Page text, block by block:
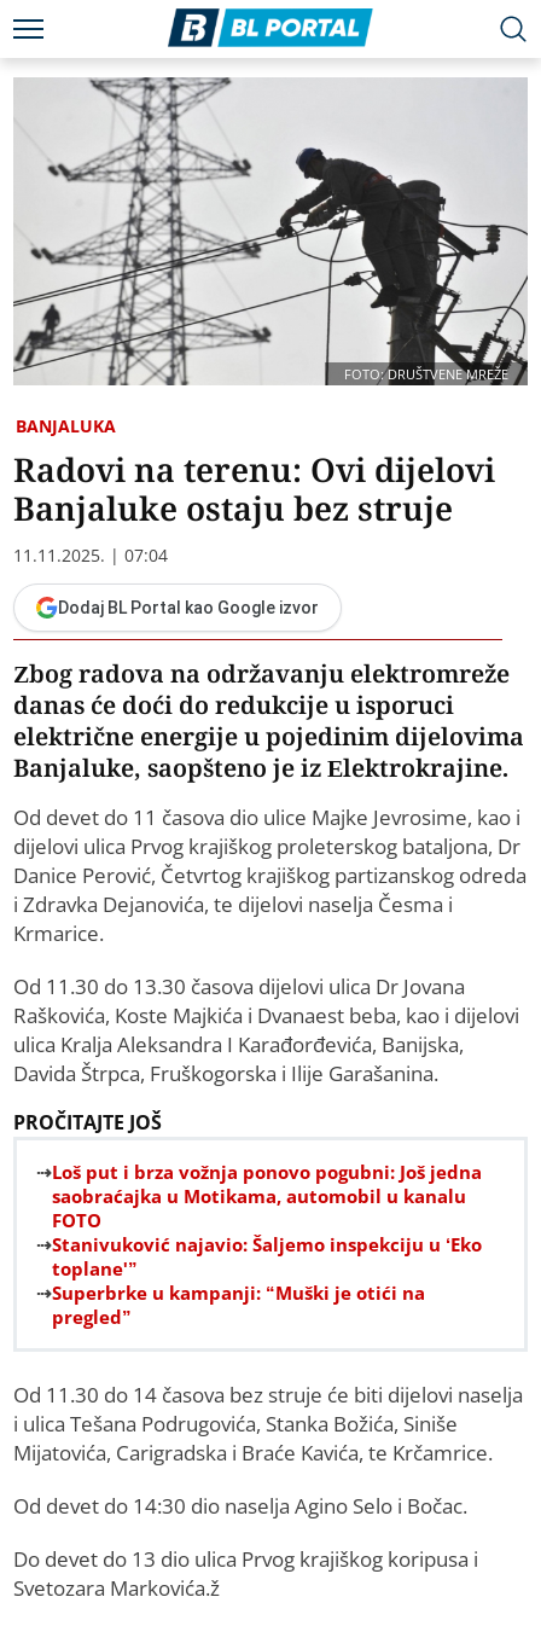
FOTO: DRUŠTVENE MREŽE
BANJALUKA
Radovi na terenu: Ovi dijelovi
Banjaluke ostaju bez struje
11.11.2025. | 07:04
Dodaj BL Portal kao Google izvor
Zbog radova na održavanju elektromreže
danas će doći do redukcije u isporuci
električne energije u pojedinim dijelovima
Banjaluke, saopšteno je iz Elektrokrajine.
Od devet do 11 časova dio ulice Majke Jevrosime, kao i
dijelovi ulica Prvog krajiškog proleterskog bataljona, Dr
Danice Perović, Četvrtog krajiškog partizanskog odreda
i Zdravka Dejanovića, te dijelovi naselja Česma i
Krmarice.
Od 11.30 do 13.30 časova dijelovi ulica Dr Jovana
Raškovića, Koste Majkića i Dvanaest beba, kao i dijelovi
ulica Kralja Aleksandra I Karađorđevića, Banijska,
Davida Štrpca, Fruškogorska i Ilije Garašanina.
PROČITAJTE JOŠ
Loš put i brza vožnja ponovo pogubni: Još jedna
saobraćajka u Motikama, automobil u kanalu
FOTO
Stanivuković najavio: Šaljemo inspekciju u ‘Eko
toplane'”
Superbrke u kampanji: “Muški je otići na
pregled”
Od 11.30 do 14 časova bez struje će biti dijelovi naselja
i ulica Tešana Podrugovića, Stanka Božića, Siniše
Mijatovića, Carigradska i Braće Kavića, te Krčamrice.
Od devet do 14:30 dio naselja Agino Selo i Bočac.
Do devet do 13 dio ulica Prvog krajiškog koripusa i
Svetozara Markovića.ž